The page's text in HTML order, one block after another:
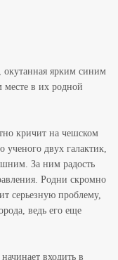
окутанная ярким синим
месте в их родной
кричит на чешском
ученого двух галактик,
За ним радость
Родни скромно
серьезную проблему,
ведь его еще
входить в